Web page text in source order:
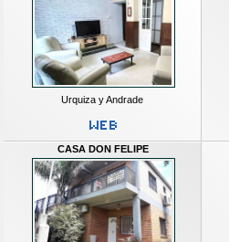
Urquiza y Andrade
CASA DON FELIPE